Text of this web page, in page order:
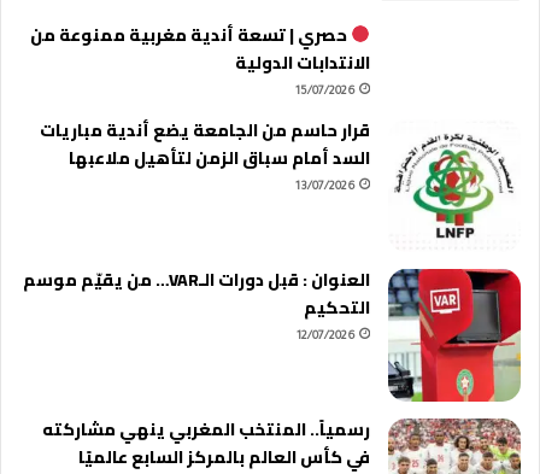
حصري | تسعة أندية مغربية ممنوعة من
الانتدابات الدولية
15/07/2026
قرار حاسم من الجامعة يضع أندية مباريات
السد أمام سباق الزمن لتأهيل ملاعبها
13/07/2026
العنوان : قبل دورات الـVAR… من يقيّم موسم
التحكيم
12/07/2026
رسمياً.. المنتخب المغربي ينهي مشاركته
في كأس العالم بالمركز السابع عالميًا